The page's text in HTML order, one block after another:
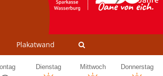
Plakatwand